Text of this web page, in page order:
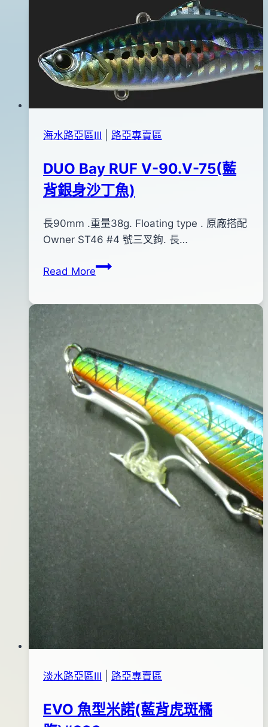
月
19
專
用
防
掛
頭
(黑
鯛
專
海水路亞區Ⅲ 路亞專賣區
DUO Bay RUF V-90.V-75(藍
背銀身沙丁魚)
Bybc
pro-
2013
年
月
日
2017
12
05
日
長90mm .重量38g. Floating type . 原廠搭配
Owner ST46 #4 號三叉鉤. 長…
Read MoreDUO
75(藍
背
銀
身
沙
丁
淡水路亞區Ⅲ 路亞專賣區
EVO 魚型米諾(藍背虎斑橘